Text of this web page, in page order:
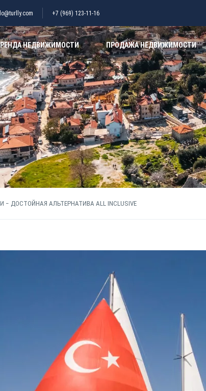
+7 (969) 123-11-16
НЕДВИЖИМОСТИ ПРОДАЖА НЕДВИЖИМОСТИ
− ДОСТОЙНАЯ АЛЬТЕРНАТИВА ALL INCLUSIVE